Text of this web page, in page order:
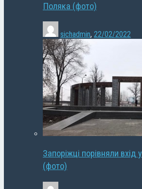
Поляка (фото)
sichadmin, 22/02/2022
Запоріжці порівняли вхід
(фото)